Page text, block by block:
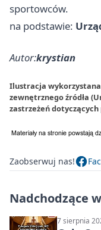
sportowców.
na podstawie:
Autor:krystian
Ilustracja
zewnętrznego źródła
zastrzeżeń
Zaobserwuj nas!
Nadchodzące
7 sierpnia